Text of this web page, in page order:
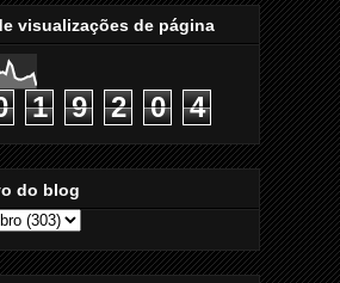
visualizações de página
1 9 2 0 4
do blog